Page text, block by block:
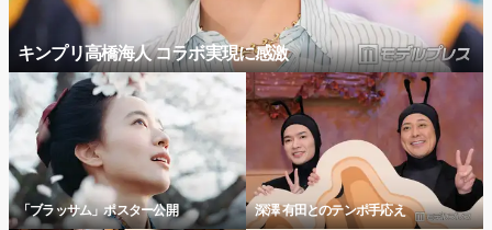
キンプリ高橋海人 コラボ実現に感激
「ブラッサム」ポスター公開 深澤 有田とのテンポ手応え